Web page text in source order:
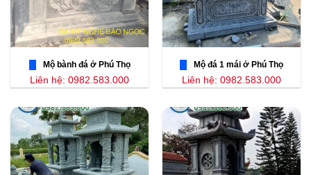
Mộ bành đá ở Phú Thọ
Liên hệ: 0982.583.000
Mộ đá 1 mái ở Phú Thọ
Liên hệ: 0982.583.000